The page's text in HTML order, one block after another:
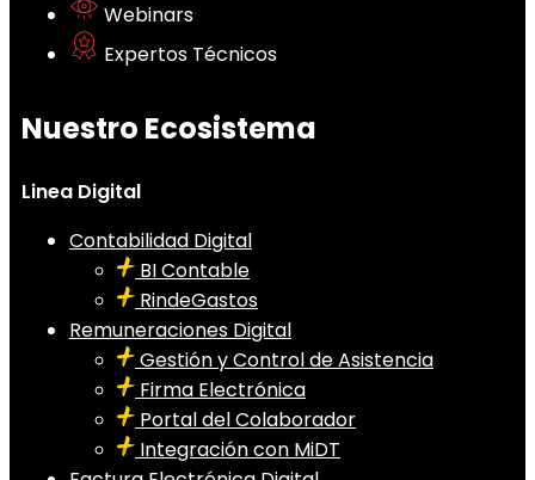
Webinars
Expertos Técnicos
Nuestro Ecosistema
Linea Digital
Contabilidad Digital
BI Contable
RindeGastos
Remuneraciones Digital
Gestión y Control de Asistencia
Firma Electrónica
Portal del Colaborador
Integración con MiDT